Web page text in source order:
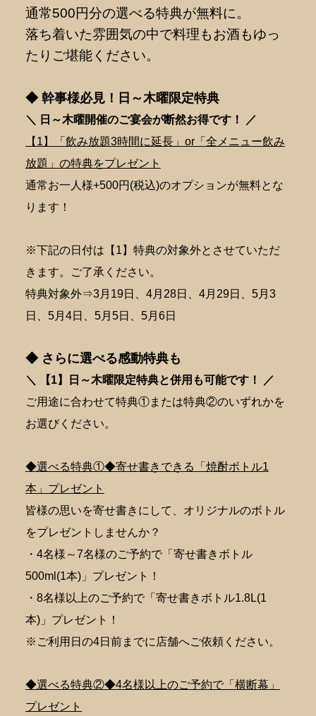
通常500円分の選べる特典が無料に。
落ち着いた雰囲気の中で料理もお酒もゆっ
たりご堪能ください。
◆ 幹事様必見！日～木曜限定特典
＼ 日～木曜開催のご宴会が断然お得です！ ／
【1】「飲み放題3時間に延長」or「全メニュー飲み
放題」の特典をプレゼント
通常お一人様+500円(税込)のオプションが無料とな
ります！
※下記の日付は【1】特典の対象外とさせていただ
きます。ご了承ください。
特典対象外⇒3月19日、4月28日、4月29日、5月3
日、5月4日、5月5日、5月6日
◆ さらに選べる感動特典も
＼ 【1】日～木曜限定特典と併用も可能です！ ／
ご用途に合わせて特典①または特典②のいずれかを
お選びください。
◆選べる特典①◆寄せ書きできる「焼酎ボトル1
本」プレゼント
皆様の思いを寄せ書きにして、オリジナルのボトル
をプレゼントしませんか？
・4名様～7名様のご予約で「寄せ書きボトル
500ml(1本)」プレゼント！
・8名様以上のご予約で「寄せ書きボトル1.8L(1
本)」プレゼント！
※ご利用日の4日前までに店舗へご依頼ください。
◆選べる特典②◆4名様以上のご予約で「横断幕」
プレゼント